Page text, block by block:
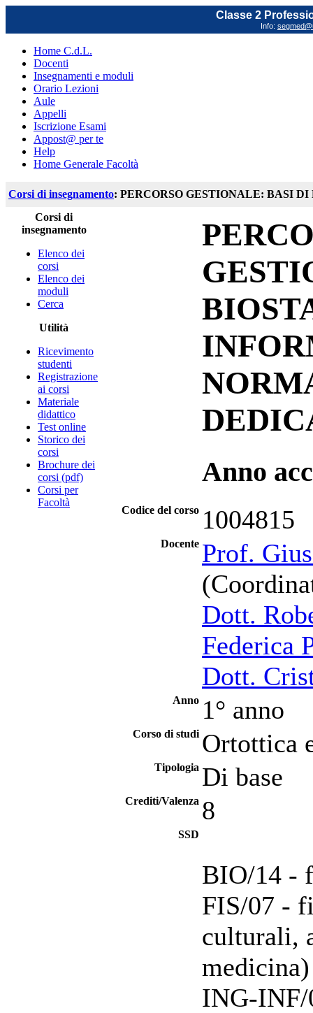
Classe 2
Info:
Home C.d.L.
Docenti
Insegnamenti e moduli
Orario Lezioni
Aule
Appelli
Iscrizione Esami
Appost@ per te
Help
Home Generale Facoltà
Corsi di insegnamento: PERCORSO GESTIONALE: BASI
Corsi di
insegnamento
Elenco dei
corsi
Elenco dei
moduli
Cerca
Utilità
Ricevimento
studenti
Registrazione
ai corsi
Materiale
didattico
Test online
Storico dei
corsi
Brochure dei
corsi (pdf)
Corsi per
Facoltà
Anno
Codice del corso 1004815
Docente Prof.
Dott.
Federica
Dott.
Anno 1° anno
Corso di studi Ortottica
Tipologia Di base
Crediti/Valenza 8
SSD
BIO/14 -
FIS/07 -
culturali,
medicina)
ING-INF/